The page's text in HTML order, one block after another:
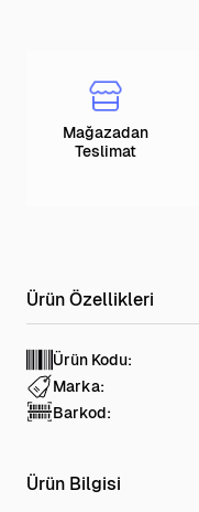
Mağazadan
Teslimat
Ürün Kodu:
Marka:
Barkod:
Ürün Bilgisi